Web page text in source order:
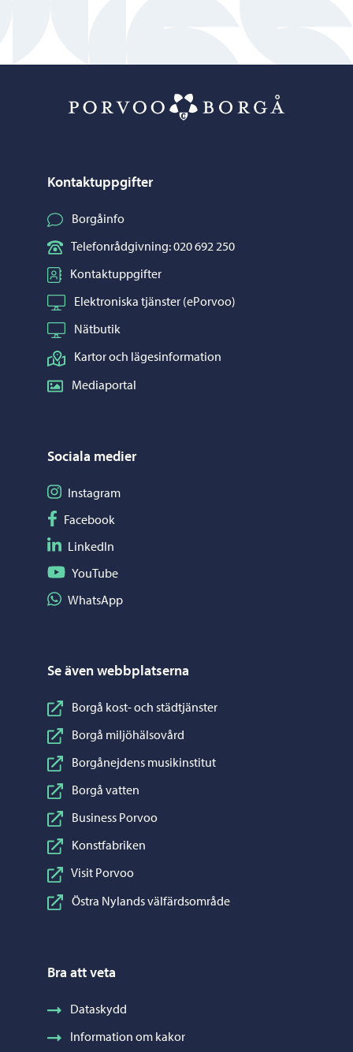
Kontaktuppgifter
Borgåinfo
Telefonrådgivning: 020 692 250
Kontaktuppgifter
Elektroniska tjänster (ePorvoo)
Nätbutik
Kartor och lägesinformation
Mediaportal
Sociala medier
Följ på Instagram
Instagram
Följ på Facebook
Facebook
Följ på LinkedIn
LinkedIn
Följ på YouTube
YouTube
Dela på WhatsApp
WhatsApp
Se även webbplatserna
Borgå kost- och städtjänster
Borgå miljöhälsovård
Borgånejdens musikinstitut
Borgå vatten
Business Porvoo
Konstfabriken
Visit Porvoo
Östra Nylands välfärdsområde
Bra att veta
Dataskydd
Information om kakor